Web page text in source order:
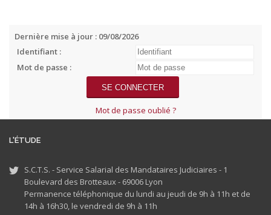
Dernière mise à jour : 09/08/2026
Identifiant :
Mot de passe :
Mot de passe oublié ?
L'ÉTUDE
S.C.T.S. - Service Salarial des Mandataires Judiciaires - 1
Boulevard des Brotteaux - 69006 Lyon
Permanence téléphonique du lundi au jeudi de 9h à 11h et de
14h à 16h30, le vendredi de 9h à 11h